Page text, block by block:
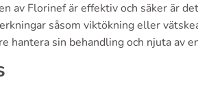
av Florinef är effektiv och säker är
såsom viktökning eller
hantera sin behandling och njuta av